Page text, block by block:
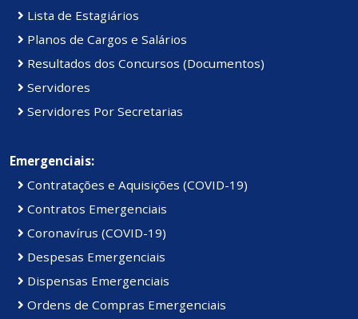
Lista de Estagiários
Planos de Cargos e Salários
Resultados dos Concursos (Documentos)
Servidores
Servidores Por Secretarias
Emergenciais:
Contratações e Aquisições (COVID-19)
Contratos Emergenciais
Coronavírus (COVID-19)
Despesas Emergenciais
Dispensas Emergenciais
Ordens de Compras Emergenciais